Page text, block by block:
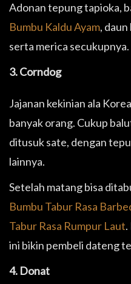
Adonan tepung tapioka,
Bumbu Kaldu Ayam,
serta merica secukupnya.
3. Corndog
Jajanan kekinian ala
banyak orang. Cukup
ditusuk sate, dengan
lainnya.
Setelah matang bisa
Bumbu Tabur Rasa
Tabur Rasa Rumpur Laut
ini bikin pembeli dateng
4. Donat